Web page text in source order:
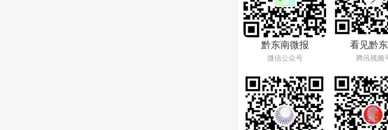
黔东南微报
微信公众号
看见黔
腾讯视频